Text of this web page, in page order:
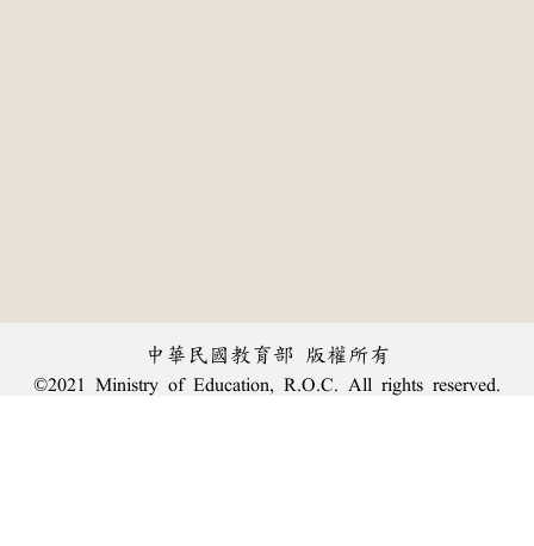
中華民國教育部 版權所有
©2021 Ministry of Education, R.O.C. All rights reserved.